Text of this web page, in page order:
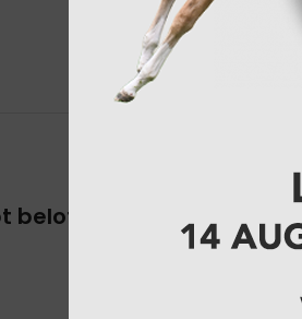
beloftevolle Cicero